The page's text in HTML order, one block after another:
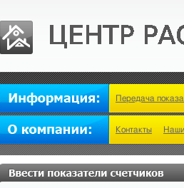
Контакты
Передача